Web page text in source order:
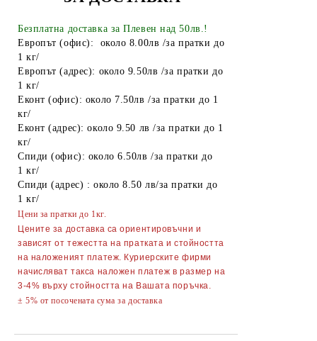
Тенджери
Точило за ножове и ножици
украса
АКСЕСОАРИ ЗА КОСА
Гребени
Ножици
Диадеми за коса
ОГЛЕДАЛА
Ръкавици
АВТОАКСЕСОАРИ
АКСЕСОАРИ ЗА КОМПЮТРИ
ТЕЛЕФОНИ GSM
Безплатна доставка за Плевен над 50лв.!
Европът (офис): около 8.00лв /за пратки до
1 кг/
Европът (адрес): около 9.50лв /за пратки до
1 кг/
Еконт (офис): около 7.50лв /за пратки до 1
кг/
Еконт (адрес): около 9.50 лв /за пратки до 1
кг/
Спиди (офис): около 6.50лв /за пратки до
1 кг/
Спиди (адрес) : около 8.50 лв/за пратки до
1 кг/
Цени за пратки до 1кг.
Цените за доставка са ориентировъчни и
зависят от тежестта на пратката и стойността
на наложеният платеж. Куриерските фирми
начисляват такса наложен платеж в размер на
3-4% върху стойността на Вашата поръчка.
± 5% от посочената сума за доставка